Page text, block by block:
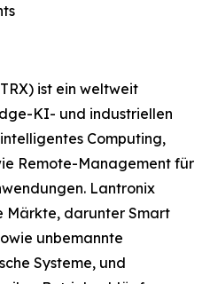
ist ein weltweit
KI- und industriellen
Computing,
Remote-Management für
Lantronix
Märkte, darunter Smart
unbemannte
Systeme, und